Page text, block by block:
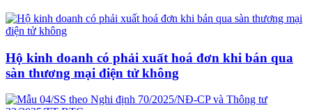
Hộ kinh doanh có phải xuất hoá đơn khi bán qua
sàn thương mại điện tử không